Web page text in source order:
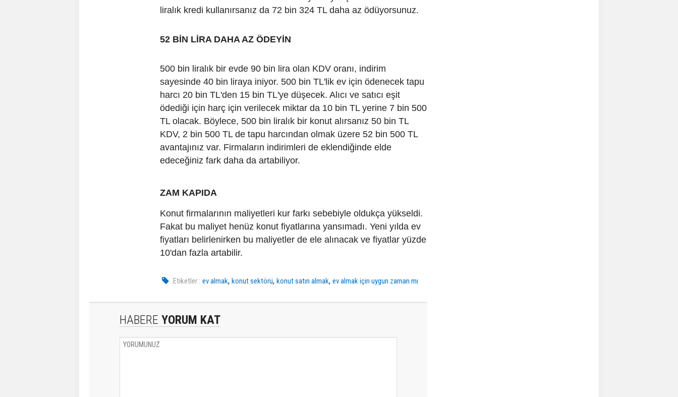
liralık kredi kullanırsanız da 72 bin 324 TL daha az ödüyorsunuz.
52 BİN LİRA DAHA AZ ÖDEYİN
500 bin liralık bir evde 90 bin lira olan KDV oranı, indirim
sayesinde 40 bin liraya iniyor. 500 bin TL'lik ev için ödenecek tapu
harcı 20 bin TL'den 15 bin TL'ye düşecek. Alıcı ve satıcı eşit
ödediği için harç için verilecek miktar da 10 bin TL yerine 7 bin 500
TL olacak. Böylece, 500 bin liralık bir konut alırsanız 50 bin TL
KDV, 2 bin 500 TL de tapu harcından olmak üzere 52 bin 500 TL
avantajınız var. Firmaların indirimleri de eklendiğinde elde
edeceğiniz fark daha da artabiliyor.
ZAM KAPIDA
Konut firmalarının maliyetleri kur farkı sebebiyle oldukça yükseldi.
Fakat bu maliyet henüz konut fiyatlarına yansımadı. Yeni yılda ev
fiyatları belirlenirken bu maliyetler de ele alınacak ve fiyatlar yüzde
10'dan fazla artabilir.
Etiketler : ev almak,konut sektörü,konut satın almak,ev almak için uygun zaman mı
HABERE YORUM KAT